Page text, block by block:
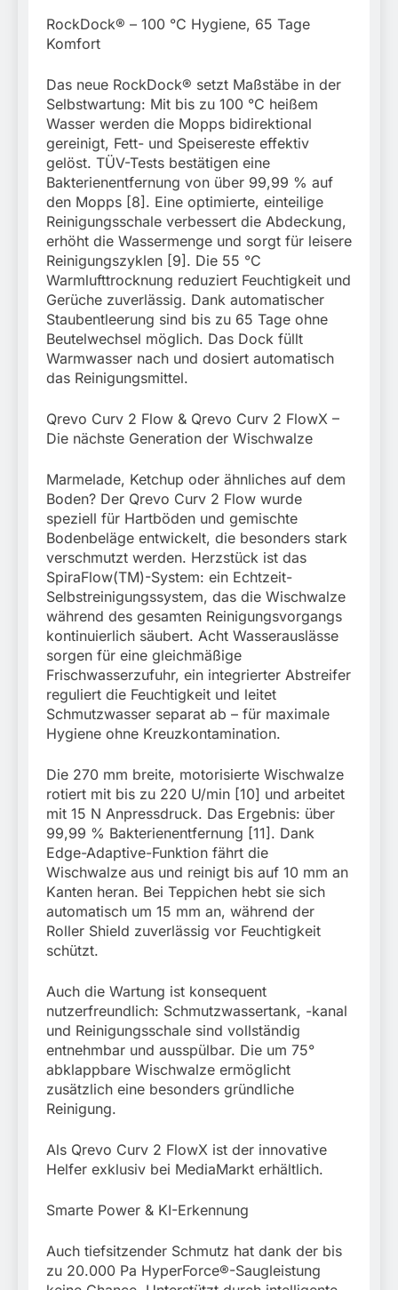
RockDock® – 100 °C Hygiene, 65 Tage
Komfort
Das neue RockDock® setzt Maßstäbe in der
Selbstwartung: Mit bis zu 100 °C heißem
Wasser werden die Mopps bidirektional
gereinigt, Fett- und Speisereste effektiv
gelöst. TÜV-Tests bestätigen eine
Bakterienentfernung von über 99,99 % auf
den Mopps [8]. Eine optimierte, einteilige
Reinigungsschale verbessert die Abdeckung,
erhöht die Wassermenge und sorgt für leisere
Reinigungszyklen [9]. Die 55 °C
Warmlufttrocknung reduziert Feuchtigkeit und
Gerüche zuverlässig. Dank automatischer
Staubentleerung sind bis zu 65 Tage ohne
Beutelwechsel möglich. Das Dock füllt
Warmwasser nach und dosiert automatisch
das Reinigungsmittel.
Qrevo Curv 2 Flow & Qrevo Curv 2 FlowX –
Die nächste Generation der Wischwalze
Marmelade, Ketchup oder ähnliches auf dem
Boden? Der Qrevo Curv 2 Flow wurde
speziell für Hartböden und gemischte
Bodenbeläge entwickelt, die besonders stark
verschmutzt werden. Herzstück ist das
SpiraFlow(TM)-System: ein Echtzeit-
Selbstreinigungssystem, das die Wischwalze
während des gesamten Reinigungsvorgangs
kontinuierlich säubert. Acht Wasserauslässe
sorgen für eine gleichmäßige
Frischwasserzufuhr, ein integrierter Abstreifer
reguliert die Feuchtigkeit und leitet
Schmutzwasser separat ab – für maximale
Hygiene ohne Kreuzkontamination.
Die 270 mm breite, motorisierte Wischwalze
rotiert mit bis zu 220 U/min [10] und arbeitet
mit 15 N Anpressdruck. Das Ergebnis: über
99,99 % Bakterienentfernung [11]. Dank
Edge-Adaptive-Funktion fährt die
Wischwalze aus und reinigt bis auf 10 mm an
Kanten heran. Bei Teppichen hebt sie sich
automatisch um 15 mm an, während der
Roller Shield zuverlässig vor Feuchtigkeit
schützt.
Auch die Wartung ist konsequent
nutzerfreundlich: Schmutzwassertank, -kanal
und Reinigungsschale sind vollständig
entnehmbar und ausspülbar. Die um 75°
abklappbare Wischwalze ermöglicht
zusätzlich eine besonders gründliche
Reinigung.
Als Qrevo Curv 2 FlowX ist der innovative
Helfer exklusiv bei MediaMarkt erhältlich.
Smarte Power & KI-Erkennung
Auch tiefsitzender Schmutz hat dank der bis
zu 20.000 Pa HyperForce®-Saugleistung